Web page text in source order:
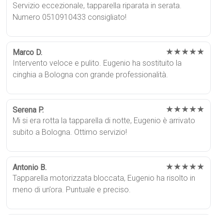
Servizio eccezionale, tapparella riparata in serata.
Numero 0510910433 consigliato!
Marco D. ★★★★★
Intervento veloce e pulito. Eugenio ha sostituito la
cinghia a Bologna con grande professionalità.
Serena P. ★★★★★
Mi si era rotta la tapparella di notte, Eugenio è arrivato
subito a Bologna. Ottimo servizio!
Antonio B. ★★★★★
Tapparella motorizzata bloccata, Eugenio ha risolto in
meno di un’ora. Puntuale e preciso.